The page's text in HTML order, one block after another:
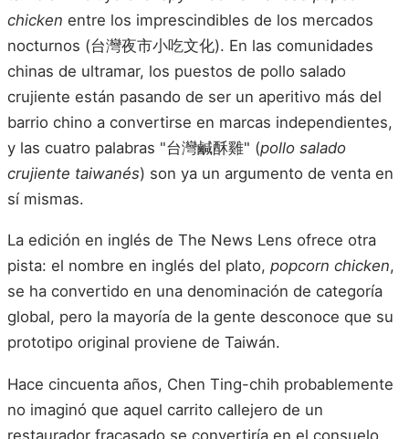
chicken entre los imprescindibles de los mercados
nocturnos (台灣夜市小吃文化). En las comunidades
chinas de ultramar, los puestos de pollo salado
crujiente están pasando de ser un aperitivo más del
barrio chino a convertirse en marcas independientes,
y las cuatro palabras "台灣鹹酥雞" (pollo salado
crujiente taiwanés) son ya un argumento de venta en
sí mismas.
La edición en inglés de The News Lens ofrece otra
pista: el nombre en inglés del plato, popcorn chicken,
se ha convertido en una denominación de categoría
global, pero la mayoría de la gente desconoce que su
prototipo original proviene de Taiwán.
Hace cincuenta años, Chen Ting-chih probablemente
no imaginó que aquel carrito callejero de un
restaurador fracasado se convertiría en el consuelo